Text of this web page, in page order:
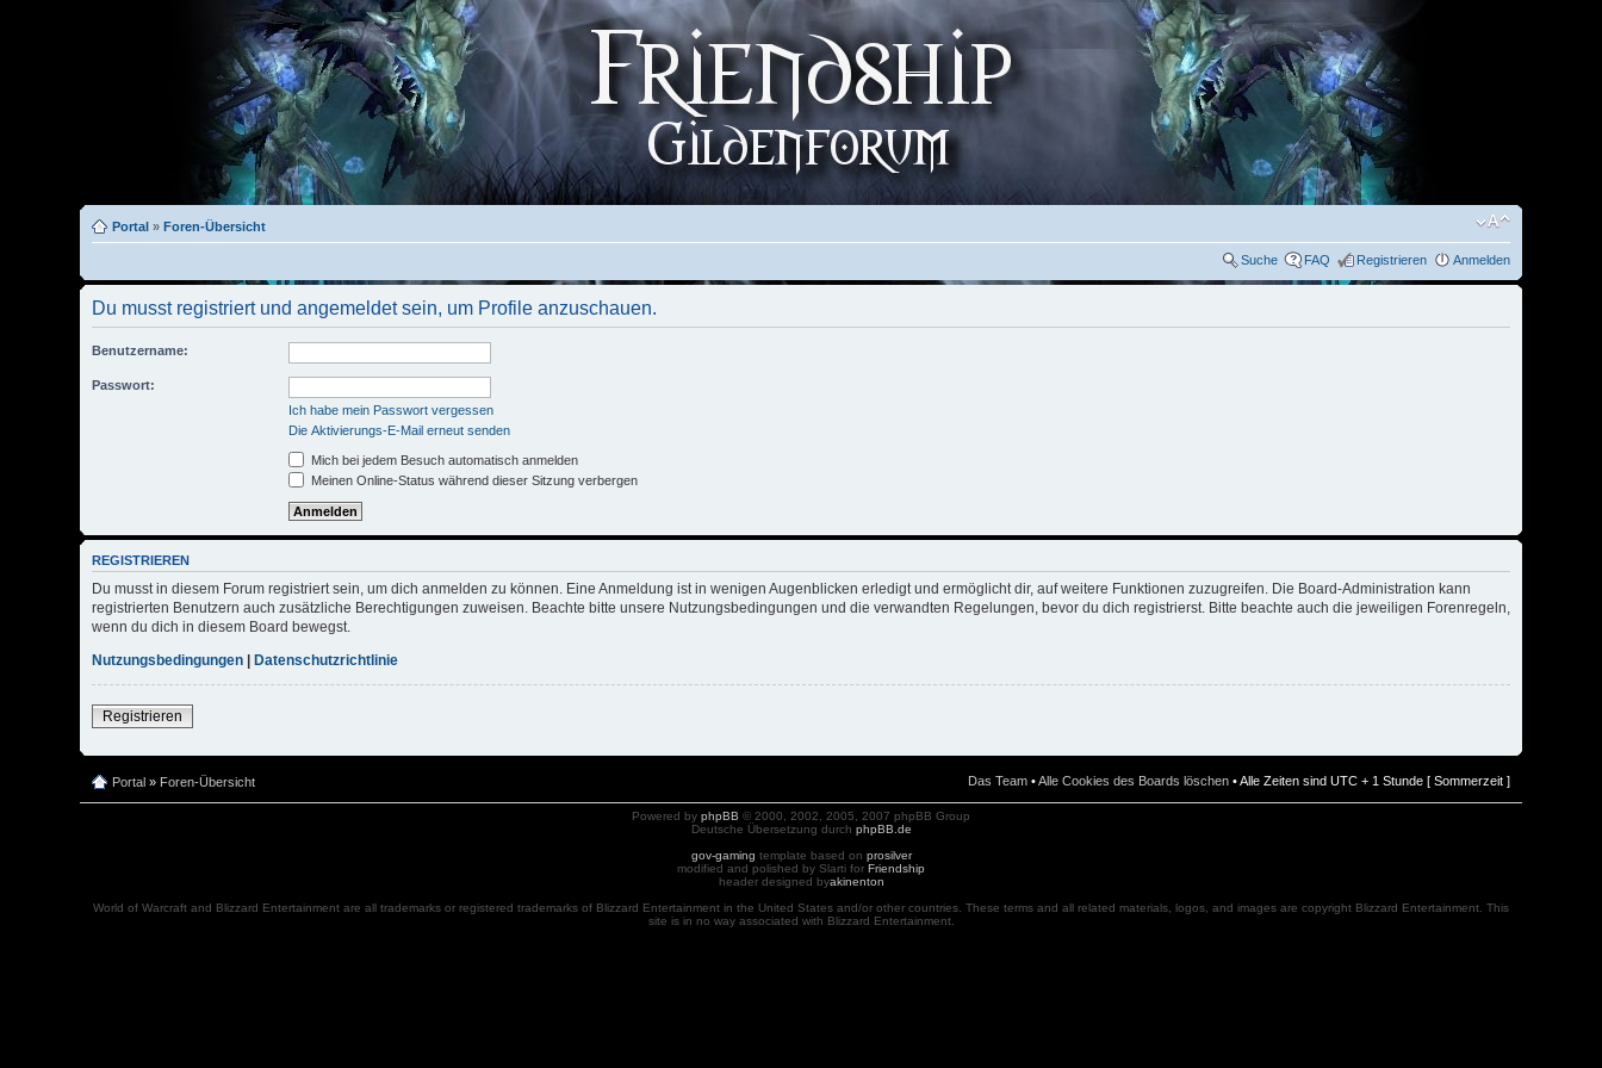
Portal » Foren-Übersicht
Suche FAQ Registrieren Anmelden
Du musst registriert und angemeldet sein, um Profile anzuschauen.
Benutzername:
Passwort:
Ich habe mein Passwort vergessen
Die Aktivierungs-E-Mail erneut senden
Mich bei jedem Besuch automatisch anmelden
Meinen Online-Status während dieser Sitzung verbergen
REGISTRIEREN
Du musst in diesem Forum registriert sein, um dich anmelden zu können. Eine Anmeldung ist in wenigen Augenblicken erledigt und ermöglicht dir, auf weitere Funktionen zuzugreifen. Die Board-Administration kann
registrierten Benutzern auch zusätzliche Berechtigungen zuweisen. Beachte bitte unsere Nutzungsbedingungen und die verwandten Regelungen, bevor du dich registrierst. Bitte beachte auch die jeweiligen Forenregeln,
wenn du dich in diesem Board bewegst.
Nutzungsbedingungen | Datenschutzrichtlinie
Registrieren
Portal » Foren-Übersicht Das Team •Alle Cookies des Boards löschen • Alle Zeiten sind UTC + 1 Stunde [ Sommerzeit ]
Powered by phpBB © 2000, 2002, 2005, 2007 phpBB Group
Deutsche Übersetzung durch phpBB.de
gov-gaming template based on prosilver
modified and polished by Slarti for Friendship
header designed byakinenton
World of Warcraft and Blizzard Entertainment are all trademarks or registered trademarks of Blizzard Entertainment in the United States and/or other countries. These terms and all related materials, logos, and images are copyright Blizzard Entertainment. This
site is in no way associated with Blizzard Entertainment.